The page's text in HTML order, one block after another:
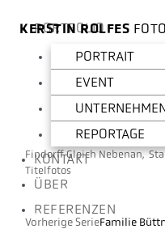
KERSTIN ROLFES
PORTFOLIO
PORTRAIT
EVENT
REPORTAGE
KONTAKT
ÜBER
REFERENZEN
Findorff Gleich Nebenan,
Titelfotos
Vorherige SerieFamilie